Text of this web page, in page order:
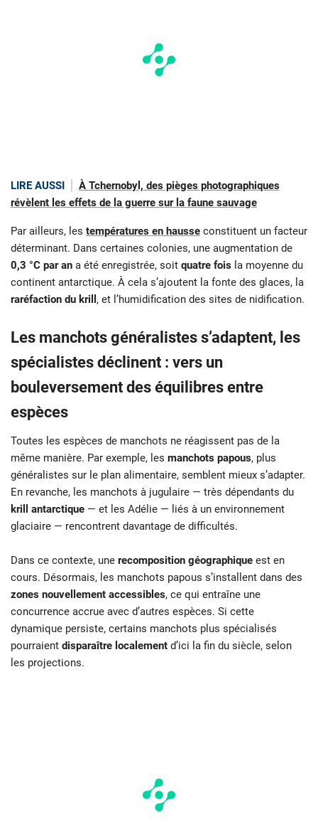
LIRE AUSSI
À Tchernobyl, des pièges photographiques
révèlent les effets de la guerre sur la faune sauvage
Par ailleurs, les températures en hausse constituent un facteur
déterminant. Dans certaines colonies, une augmentation de
0,3 °C par an a été enregistrée, soit quatre fois la moyenne du
continent antarctique. À cela s’ajoutent la fonte des glaces, la
raréfaction du krill , et l’humidification des sites de nidification.
Les manchots généralistes s’adaptent, les
spécialistes déclinent : vers un
bouleversement des équilibres entre
espèces
Toutes les espèces de manchots ne réagissent pas de la
même manière. Par exemple, les manchots papous, plus
généralistes sur le plan alimentaire, semblent mieux s’adapter.
En revanche, les manchots à jugulaire — très dépendants du
krill antarctique — et les Adélie — liés à un environnement
glaciaire — rencontrent davantage de difficultés.
Dans ce contexte, une recomposition géographique est en
cours. Désormais, les manchots papous s’installent dans des
zones nouvellement accessibles, ce qui entraîne une
concurrence accrue avec d’autres espèces. Si cette
dynamique persiste, certains manchots plus spécialisés
pourraient disparaître localement d’ici la fin du siècle, selon
les projections.